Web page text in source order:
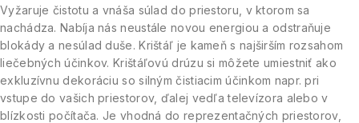
Vyžaruje čistotu a vnáša súlad do priestoru, v ktorom sa
nachádza. Nabíja nás neustále novou energiou a odstraňuje
blokády a nesúlad duše. Krištáľ je kameň s najširším rozsahom
liečebných účinkov. Krištáľovú drúzu si môžete umiestniť ako
exkluzívnu dekoráciu so silným čistiacim účinkom napr. pri
vstupe do vašich priestorov, ďalej vedľa televízora alebo v
blízkosti počítača. Je vhodná do reprezentačných priestorov,